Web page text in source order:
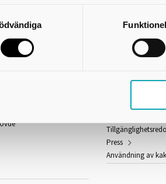
(DKS)
Länkar och
Press
Användning av